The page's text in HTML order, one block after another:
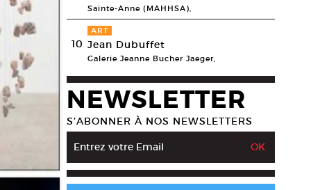
Sainte-Anne (MAHHSA),
10
ART
Jean Dubuffet
Galerie Jeanne Bucher Jaeger,
NEWSLETTER
S’ABONNER À NOS NEWSLETTERS